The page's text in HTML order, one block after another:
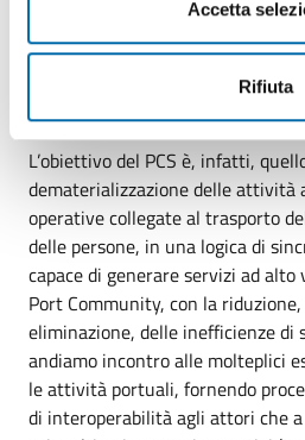
Accetta
Rifiuta
incrementare la competitività
e, principalmente, del porto di
della istituenda Zona Logistica
L’obiettivo del PCS è, infatti,
dematerializzazione delle attività
operative collegate al trasporto
delle persone, in una logica di
capace di generare servizi ad
Port Community, con la
eliminazione, delle inefficienze di
andiamo incontro alle molteplici
le attività portuali, fornendo
di interoperabilità agli attori che